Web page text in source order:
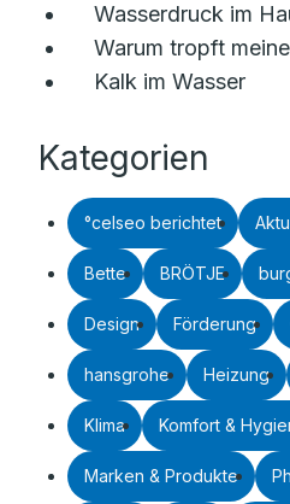
Wasserdruck im
Warum tropft
Kalk im Wasser
Kategorien
°celseo berichtet
Bette BRÖTJE
Design Förderung
hansgrohe Heizung
Klima Komfort &
Marken & Produkte